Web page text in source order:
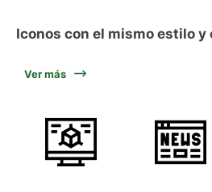
Iconos con el mismo estilo y
Ver más